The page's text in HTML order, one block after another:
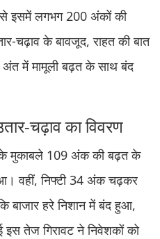
से इसमें लगभग 200 अंकों की
चढ़ाव के बावजूद, राहत की बात
में मामूली बढ़त के साथ बंद
चढ़ाव का विवरण
मुकाबले 109 अंक की बढ़त के
वहीं, निफ्टी 34 अंक चढ़कर
बाजार हरे निशान में बंद हुआ,
तेज गिरावट ने निवेशकों को